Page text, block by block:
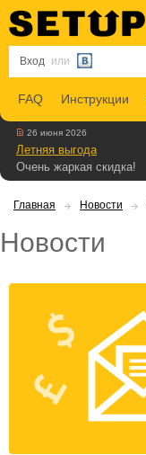
Вход или
FAQ Инструкции
26 июня 2026
Летняя выгода
Очень жаркая скидка!
Главная Новости
Новости